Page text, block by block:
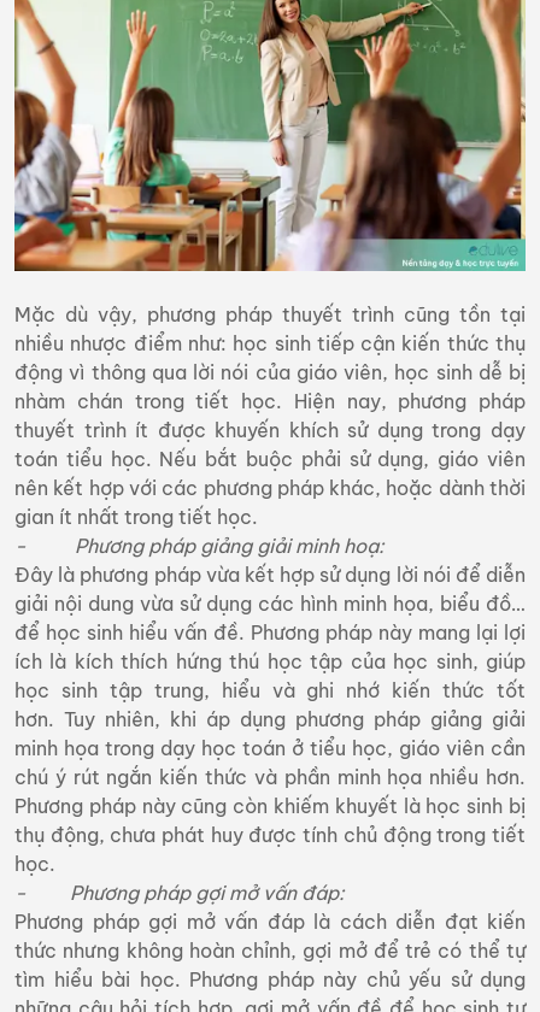
Mặc dù vậy, phương pháp thuyết trình cũng tồn tại
nhiều nhược điểm như: học sinh tiếp cận kiến thức thụ
động vì thông qua lời nói của giáo viên, học sinh dễ bị
nhàm chán trong tiết học. Hiện nay, phương pháp
thuyết trình ít được khuyến khích sử dụng trong dạy
toán tiểu học. Nếu bắt buộc phải sử dụng, giáo viên
nên kết hợp với các phương pháp khác, hoặc dành thời
gian ít nhất trong tiết học.
- Phương pháp giảng giải minh hoạ:
Đây là phương pháp vừa kết hợp sử dụng lời nói để diễn
giải nội dung vừa sử dụng các hình minh họa, biểu đồ…
để học sinh hiểu vấn đề. Phương pháp này mang lại lợi
ích là kích thích hứng thú học tập của học sinh, giúp
học sinh tập trung, hiểu và ghi nhớ kiến thức tốt
hơn. Tuy nhiên, khi áp dụng phương pháp giảng giải
minh họa trong dạy học toán ở tiểu học, giáo viên cần
chú ý rút ngắn kiến thức và phần minh họa nhiều hơn.
Phương pháp này cũng còn khiếm khuyết là học sinh bị
thụ động, chưa phát huy được tính chủ động trong tiết
học.
- Phương pháp gợi mở vấn đáp:
Phương pháp gợi mở vấn đáp là cách diễn đạt kiến
thức nhưng không hoàn chỉnh, gợi mở để trẻ có thể tự
tìm hiểu bài học. Phương pháp này chủ yếu sử dụng